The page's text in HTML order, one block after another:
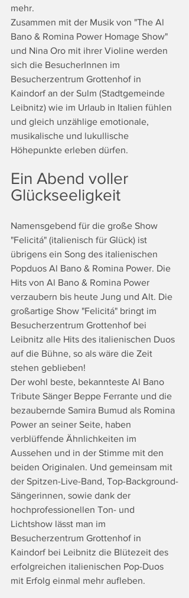
mehr.
Zusammen mit der Musik von "The Al
Bano & Romina Power Homage Show"
und Nina Oro mit ihrer Violine werden
sich die BesucherInnen im
Besucherzentrum Grottenhof in
Kaindorf an der Sulm (Stadtgemeinde
Leibnitz) wie im Urlaub in Italien fühlen
und gleich unzählige emotionale,
musikalische und lukullische
Höhepunkte erleben dürfen.
Ein Abend voller
Glückseeligkeit
Namensgebend für die große Show
"Felicitá" (italienisch für Glück) ist
übrigens ein Song des italienischen
Popduos Al Bano & Romina Power. Die
Hits von Al Bano & Romina Power
verzaubern bis heute Jung und Alt. Die
großartige Show "Felicitá" bringt im
Besucherzentrum Grottenhof bei
Leibnitz alle Hits des italienischen Duos
auf die Bühne, so als wäre die Zeit
stehen geblieben!
Der wohl beste, bekannteste Al Bano
Tribute Sänger Beppe Ferrante und die
bezaubernde Samira Bumud als Romina
Power an seiner Seite, haben
verblüffende Ähnlichkeiten im
Aussehen und in der Stimme mit den
beiden Originalen. Und gemeinsam mit
der Spitzen-Live-Band, Top-Background-
Sängerinnen, sowie dank der
hochprofessionellen Ton- und
Lichtshow lässt man im
Besucherzentrum Grottenhof in
Kaindorf bei Leibnitz die Blütezeit des
erfolgreichen italienischen Pop-Duos
mit Erfolg einmal mehr aufleben.